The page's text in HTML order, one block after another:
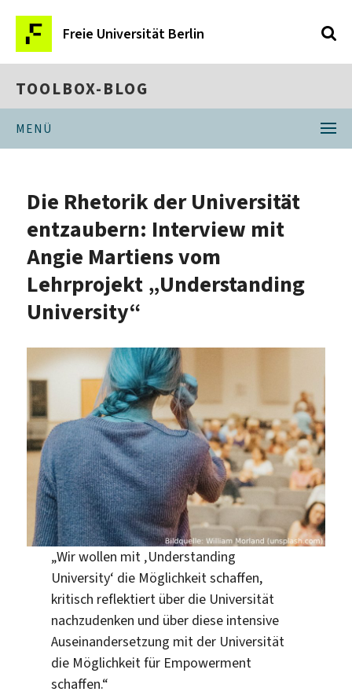
Freie Universität Berlin
TOOLBOX-BLOG
MENÜ
Die Rhetorik der Universität
entzaubern: Interview mit
Angie Martiens vom
Lehrprojekt „Understanding
University“
„Wir wollen mit ‚Understanding
University‘ die Möglichkeit schaffen,
kritisch reflektiert über die Universität
nachzudenken und über diese intensive
Auseinandersetzung mit der Universität
die Möglichkeit für Empowerment
schaffen.“